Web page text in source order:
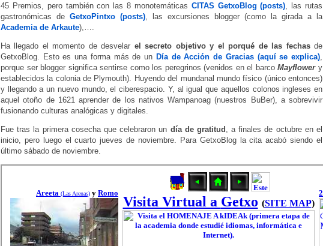
45 Premios, pero también con las 8 monotemáticas CITAS GetxoBlog (posts), las rutas
gastronómicas de GetxoPintxo (posts), las excursiones blogger (como la girada a la
Academia de Arkaute),….
Ha llegado el momento de desvelar el secreto objetivo y el porqué de las fechasde
GetxoBlog. Esto es una forma más de un Día de Acción de Gracias (aquí se explica),
porque ser blogger significa sentirse como los peregrinos (venidos en el barcoMayflower y
establecidos la colonia de Plymouth). Huyendo del mundanal mundo físico (único entonces)
y llegando a un nuevo mundo, el ciberespacio. Y, al igual que aquellos colonos ingleses en
aquel otoño de 1621 aprender de los nativos Wampanoag (nuestros BuBer), a sobrevivir
fusionando culturas analógicas y digitales.
Fue tras la primera cosecha que celebraron un día de gratitud , a finales de octubre en el
inicio, pero luego el cuarto jueves de noviembre. Para GetxoBlog la cita acabó siendo el
último sábado de noviembre.